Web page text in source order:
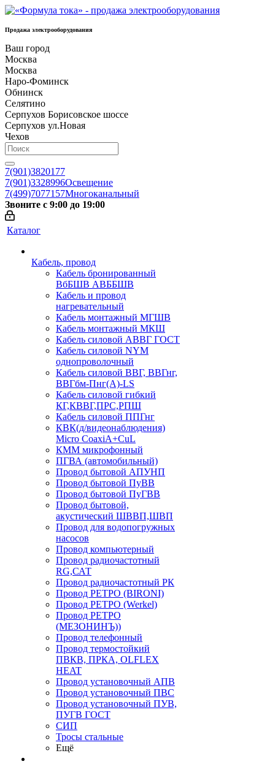
Продажа электрооборудования
Ваш город
Москва
Москва
Наро-Фоминск
Обнинск
Селятино
Серпухов Борисовское шоссе
Серпухов ул.Новая
Чехов
7(901)3820177
7(901)3328996Освещение
7(499)7077157Многоканальный
Звоните с 9:00 до 19:00
Каталог
Кабель, провод
Кабель бронированный
ВбБШВ АВББШВ
Кабель и провод
нагревательный
Кабель монтажный МГШВ
Кабель монтажный МКШ
Кабель силовой АВВГ ГОСТ
Кабель силовой NYM
однопроволочный
Кабель силовой ВВГ, ВВГнг,
ВВГбм-Пнг(А)-LS
Кабель силовой гибкий
КГ,КВВГ,ПРС,РПШ
Кабель силовой ППГнг
КВК(д/видеонаблюдения)
Micro CoaxiA+CuL
КММ микрофонный
ПГВА (автомобильный)
Провод бытовой АПУНП
Провод бытовой ПуВВ
Провод бытовой ПуГВВ
Провод бытовой,
акустический ШВВП,ШВП
Провод для водопогружных
насосов
Провод компьютерный
Провод радиочастотный
RG,САТ
Провод радиочастотный РК
Провод РЕТРО (BIRONI)
Провод РЕТРО (Werkel)
Провод РЕТРО
(МЕЗОНИНЪ))
Провод телефонный
Провод термостойкий
ПВКВ, ПРКА, OLFLEX
HEAT
Провод установочный АПВ
Провод установочный ПВС
Провод установочный ПУВ,
ПУГВ ГОСТ
СИП
Тросы стальные
Ещё